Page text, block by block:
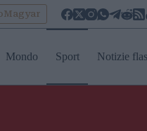
Mondo Sport Notizie